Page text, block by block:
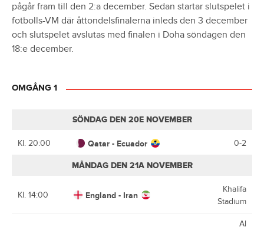
pågår fram till den 2:a december. Sedan startar slutspelet i
fotbolls-VM där åttondelsfinalerna inleds den 3 december
och slutspelet avslutas med finalen i Doha söndagen den
18:e december.
OMGÅNG 1
SÖNDAG DEN 20E NOVEMBER
Kl. 20:00 Qatar - Ecuador 0-2
MÅNDAG DEN 21A NOVEMBER
Kl. 14:00 England - Iran
Khalifa
Stadium
Al